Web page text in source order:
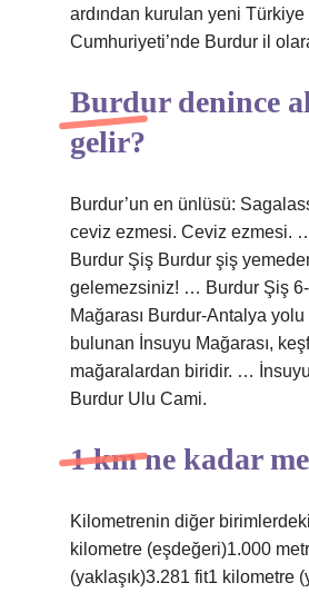
ardından kurulan yeni Türkiye
Cumhuriyeti’nde Burdur il
Burdur denince
gelir?
Burdur’un en ünlüsü:
ceviz ezmesi. Ceviz ezmesi.
Burdur Şiş Burdur şiş
gelemezsiniz! … Burdur Şiş
Mağarası Burdur-Antalya
bulunan İnsuyu Mağarası,
mağaralardan biridir. …
Burdur Ulu Cami.
1 km ne kadar
Kilometrenin diğer birimlerdeki
kilometre (eşdeğeri)1.000
(yaklaşık)3.281 fit1 kilometre